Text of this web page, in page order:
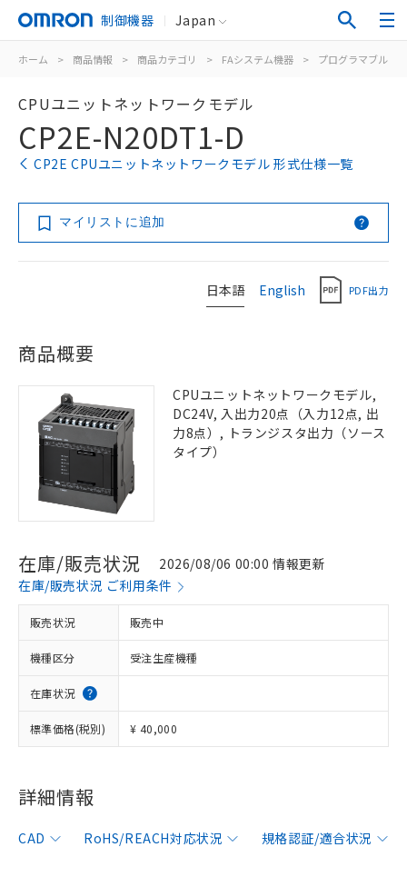
制御機器 Japan
ホーム > 商品情報 > 商品カテゴリ > FAシステム機器 > プログラマブルコ
CPUユニットネットワークモデル
CP2E-N20DT1-D
CP2E CPUユニットネットワークモデル 形式仕様一覧
マイリストに追加
日本語 English PDF出力
商品概要
CPUユニットネットワークモデル,
DC24V, 入出力20点（入力12点, 出
力8点）, トランジスタ出力（ソース
タイプ）
在庫/販売状況
2026/08/06 00:00 情報更新
在庫/販売状況 ご利用条件
販売状況 販売中
機種区分 受注生産機種
在庫状況
標準価格(税別) ¥ 40,000
詳細情報
CAD RoHS/REACH対応状況 規格認証/適合状況